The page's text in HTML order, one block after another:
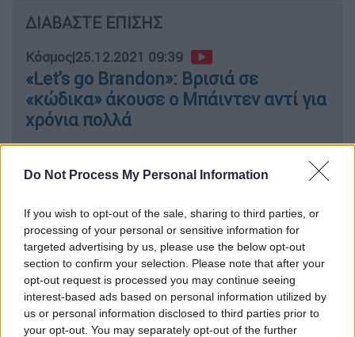
Do Not Process My Personal Information
If you wish to opt-out of the sale, sharing to third parties, or
processing of your personal or sensitive information for
targeted advertising by us, please use the below opt-out
section to confirm your selection. Please note that after your
opt-out request is processed you may continue seeing
interest-based ads based on personal information utilized by
us or personal information disclosed to third parties prior to
your opt-out. You may separately opt-out of the further
ΔΙΑΒΑΣΤΕ ΕΠΙΣΗΣ
Κόσμος|25.12.2021 09:39
«Let's go Brandon»: Βρισιά σε
«κώδικα» άκουσε ο Μπάιντεν αντί για
χρόνια πολλά
Κόσμος|25.12.2021 15:19
Η Όμικρον «προσγειώνει» τις
αεροπορικές - Ακυρώθηκαν πάνω
από 4.500 πτήσεις
Κόσμος|25.12.2021 17:52
Τέλος στην έκρηξη του ηφαιστείου
Κούμπρε Βιέχα στην Ισπανία